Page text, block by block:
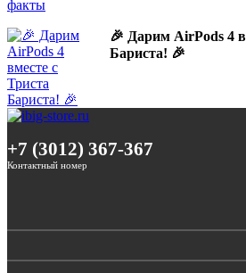
🎉 Дарим AirPods 4
Бариста! 🎉
+7 (3012) 367-367
Контактный номер